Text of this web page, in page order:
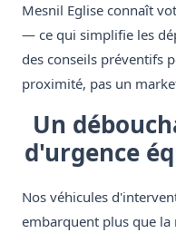
Mesnil Eglise connaît
— ce qui simplifie les
des conseils préventifs
proximité, pas un
Un
d'urgence
Nos véhicules
embarquent plus que la